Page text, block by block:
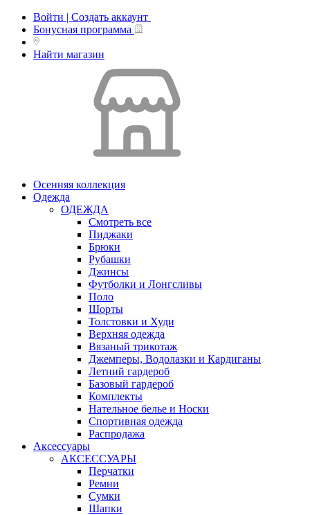
Войти | Создать аккаунт
Бонусная программа
Найти магазин
Осенняя коллекция
Одежда
ОДЕЖДА
Смотреть все
Пиджаки
Брюки
Рубашки
Джинсы
Футболки и Лонгсливы
Поло
Шорты
Толстовки и Худи
Верхняя одежда
Вязаный трикотаж
Джемперы, Водолазки и Кардиганы
Летний гардероб
Базовый гардероб
Комплекты
Нательное белье и Носки
Спортивная одежда
Распродажа
Аксессуары
АКСЕССУАРЫ
Перчатки
Ремни
Сумки
Шапки